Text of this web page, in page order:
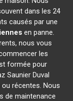
dans les 24
causés par une
en panne.
nous vous
les
formée pour
Saunier Duval
récentes. Nous
de maintenance